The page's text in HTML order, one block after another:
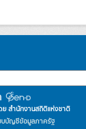
ย สำนักงานสถิติแห่งชาติ
บบัญชีข้อมูลภาครัฐ